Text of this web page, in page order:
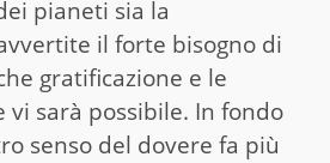
pianeti sia la
il forte bisogno di
gratificazione e le
sarà possibile. In fondo
senso del dovere fa più